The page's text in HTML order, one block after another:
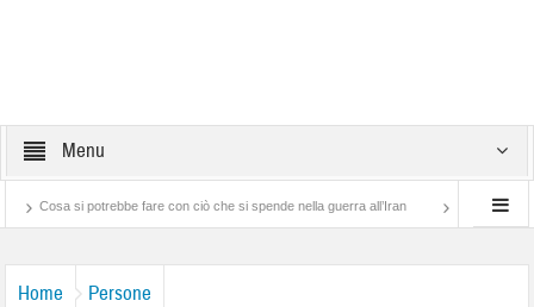
Menu
si potrebbe fare con ciò che si spende nella guerra all’Iran Balordi e “andatura
Home Persone